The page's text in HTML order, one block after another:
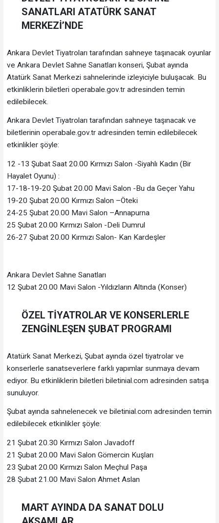
SANATLARI ATATÜRK SANAT
MERKEZİ’NDE
Ankara Devlet Tiyatroları tarafından sahneye taşınacak oyunlar
ve Ankara Devlet Sahne Sanatları konseri, Şubat ayında
Atatürk Sanat Merkezi sahnelerinde izleyiciyle buluşacak. Bu
etkinliklerin biletleri operabale.gov.tr adresinden temin
edilebilecek.
Ankara Devlet Tiyatroları tarafından sahneye taşınacak ve
biletlerinin operabale.gov.tr adresinden temin edilebilecek
etkinlikler şöyle:
12 -13 Şubat Saat 20.00 Kırmızı Salon -Siyahlı Kadın (Bir
Hayalet Oyunu) :
17-18-19-20 Şubat 20.00 Mavi Salon -Bu da Geçer Yahu
19-20 Şubat 20.00 Kırmızı Salon –Öteki
24-25 Şubat 20.00 Mavi Salon –Annapurna
25 Şubat 20.00 Kırmızı Salon -Deli Dumrul
26-27 Şubat 20.00 Kırmızı Salon- Kan Kardeşler
Ankara Devlet Sahne Sanatları
12 Şubat 20.00 Mavi Salon -Yıldızların Altında (Konser)
ÖZEL TİYATROLAR VE KONSERLERLE
ZENGİNLEŞEN ŞUBAT PROGRAMI
Atatürk Sanat Merkezi, Şubat ayında özel tiyatrolar ve
konserlerle sanatseverlere farklı yapımlar sunmaya devam
ediyor. Bu etkinliklerin biletleri biletinial.com adresinden satışa
sunuluyor.
Şubat ayında sahnelenecek ve biletinial.com adresinden temin
edilebilecek etkinlikler şöyle:
21 Şubat 20.30 Kırmızı Salon Javadoff
21 Şubat 20.00 Mavi Salon Gömercin Kuşları
23 Şubat 20.00 Kırmızı Salon Meçhul Paşa
28 Şubat 21.00 Mavi Salon Ahmet Aslan
MART AYINDA DA SANAT DOLU